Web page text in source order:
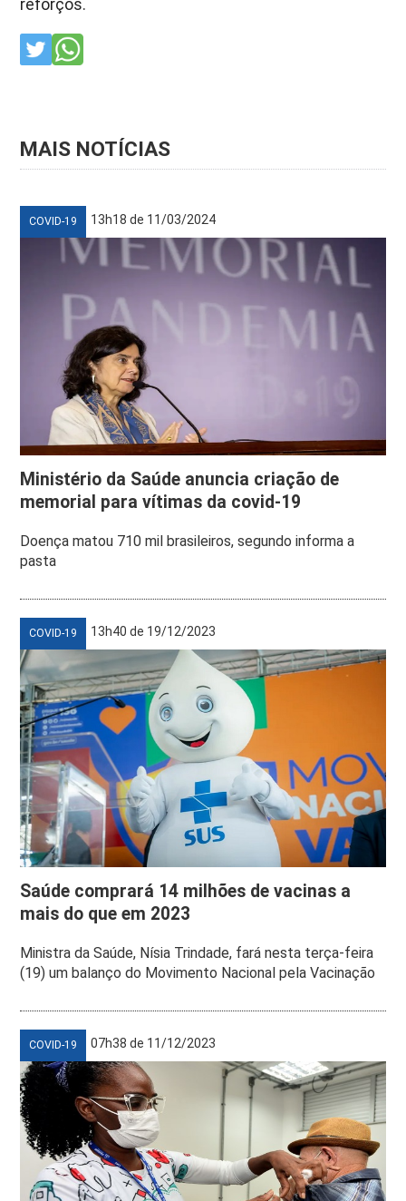
reforços.
MAIS NOTÍCIAS
COVID-19 13h18 de 11/03/2024
Ministério da Saúde anuncia criação de
memorial para vítimas da covid-19
Doença matou 710 mil brasileiros, segundo informa a
pasta
COVID-19 13h40 de 19/12/2023
Saúde comprará 14 milhões de vacinas a
mais do que em 2023
Ministra da Saúde, Nísia Trindade, fará nesta terça-feira
(19) um balanço do Movimento Nacional pela Vacinação
COVID-19 07h38 de 11/12/2023